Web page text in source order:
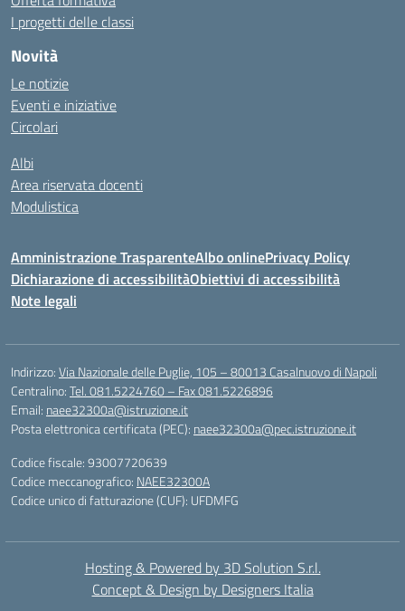
I progetti delle classi
Novità
Le notizie
Eventi e iniziative
Circolari
Albi
Area riservata docenti
Modulistica
Amministrazione TrasparenteAlbo onlinePrivacy Policy
Dichiarazione di accessibilitàObiettivi di accessibilità
Note legali
Indirizzo:Via Nazionale delle Puglie, 105 – 80013 Casalnuovo di Napoli
Centralino:Tel. 081.5224760 – Fax 081.5226896
Email: naee32300a@istruzione.it
Posta elettronica certificata (PEC): naee32300a@pec.istruzione.it
Codice fiscale: 93007720639
Codice meccanografico: NAEE32300A
Codice unico di fatturazione (CUF): UFDMFG
Hosting & Powered by 3D Solution S.r.l.
Concept & Design by Designers Italia